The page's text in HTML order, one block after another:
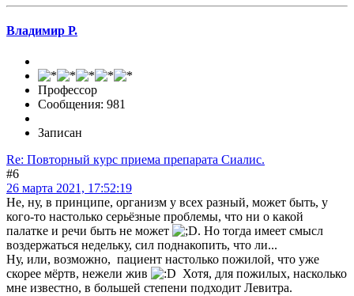
Владимир Р.
Профессор
Сообщения: 981
Записан
Re: Повторный курс приема препарата Сиалис.
#6
26 марта 2021, 17:52:19
Не, ну, в принципе, организм у всех разный, может быть, у
кого-то настолько серьёзные проблемы, что ни о какой
палатке и речи быть не может
. Но тогда имеет смысл
воздержаться недельку, сил поднакопить, что ли...
Ну, или, возможно, пациент настолько пожилой, что уже
скорее мёртв, нежели жив
Хотя, для пожилых, насколько
мне известно, в большей степени подходит Левитра.